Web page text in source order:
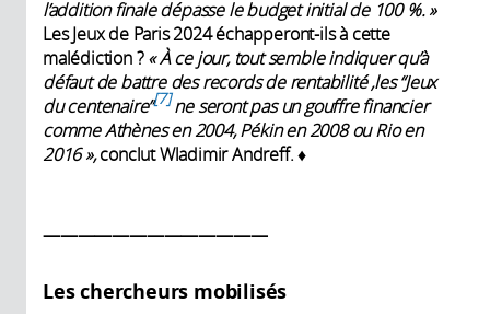
l’addition finale dépasse le budget initial de 100 %. »
Les Jeux de Paris 2024 échapperont-ils à cette
malédiction ?« À ce jour, tout semble indiquer qu’à
défaut de battre des records de rentabilité ,les “Jeux
du centenaire” 7 ne seront pas un gouffre financier
comme Athènes en 2004, Pékin en 2008 ou Rio en
2016 »,conclut Wladimir Andreff. ♦
—————————————
Les chercheurs mobilisés